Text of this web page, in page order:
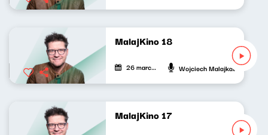
MalajKino 18
26 marca 2026 Wojciech Malajkat
MalajKino 17